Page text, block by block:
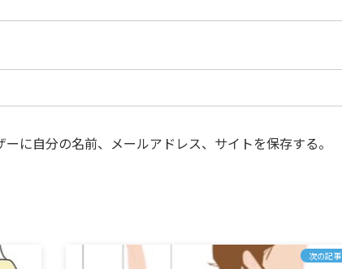
に自分の名前、メールアドレス、サイトを保存する。
次の記事